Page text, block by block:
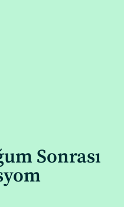
Sonrası